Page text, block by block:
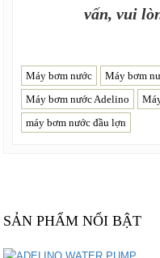
vấn, vui
Máy bơm nước
Máy bơm
Máy bơm nước Adelino
máy bơm nước đầu lợn
SẢN PHẨM NỔI BẬT